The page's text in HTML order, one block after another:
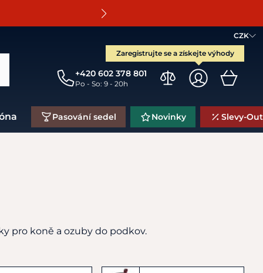
CZK
Zaregistrujte se a získejte výhody
+420 602 378 801
Po - So: 9 - 20h
Pasování sedel Novinky Slevy-
pro koně a ozuby do podkov.